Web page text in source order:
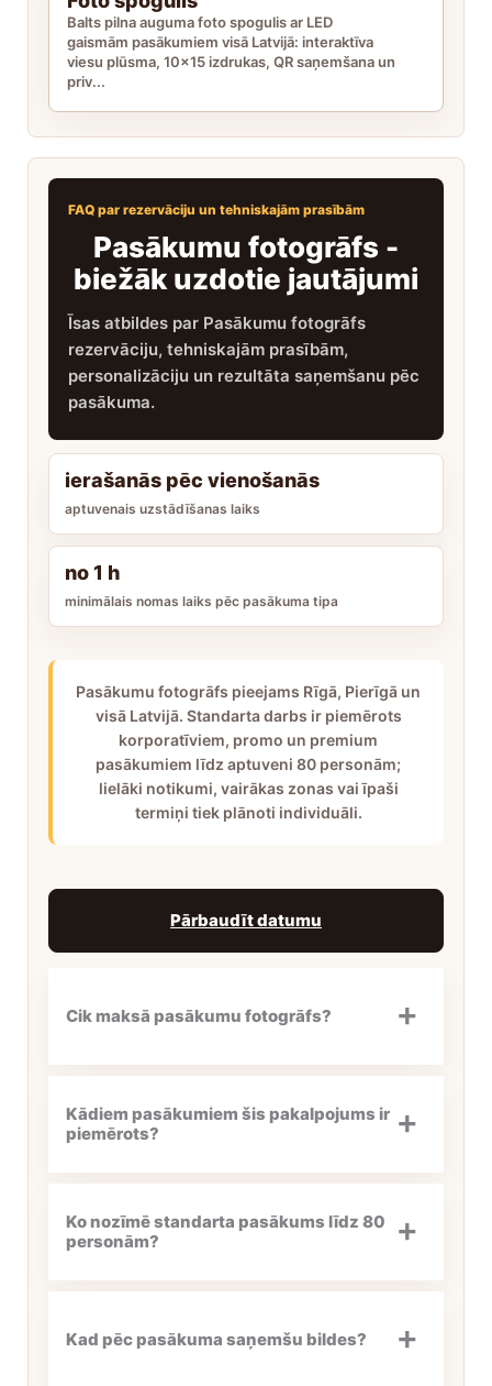
Balts pilna auguma foto spogulis ar LED
gaismām pasākumiem visā Latvijā: interaktīva
viesu plūsma, 10x15 izdrukas, QR saņemšana un
priv...
FAQ par rezervāciju un tehniskajām prasībām
Pasākumu fotogrāfs -
biežāk uzdotie jautājumi
Īsas atbildes par Pasākumu fotogrāfs
rezervāciju, tehniskajām prasībām,
personalizāciju un rezultāta saņemšanu pēc
pasākuma.
ierašanās pēc vienošanās
aptuvenais uzstādīšanas laiks
no 1 h
minimālais nomas laiks pēc pasākuma tipa
Pasākumu fotogrāfs pieejams Rīgā, Pierīgā un
visā Latvijā. Standarta darbs ir piemērots
korporatīviem, promo un premium
pasākumiem līdz aptuveni 80 personām;
lielāki notikumi, vairākas zonas vai īpaši
termiņi tiek plānoti individuāli.
Pārbaudīt datumu
Cik maksā pasākumu fotogrāfs?
Kādiem pasākumiem šis pakalpojums ir
piemērots?
Ko nozīmē standarta pasākums līdz 80
personām?
Kad pēc pasākuma saņemšu bildes?